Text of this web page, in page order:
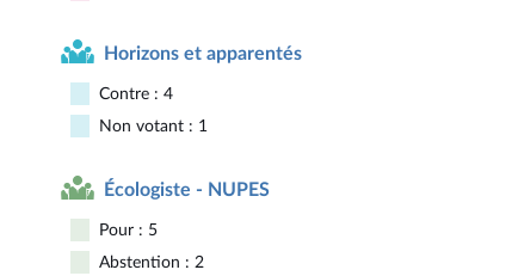
Horizons et apparentés
Contre : 4
Non votant : 1
Écologiste - NUPES
Pour : 5
Abstention : 2